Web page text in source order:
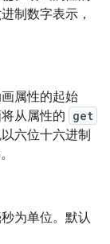
制数字表示，
属性的起始
从属性的 get
六位十六进制
为单位。 默认